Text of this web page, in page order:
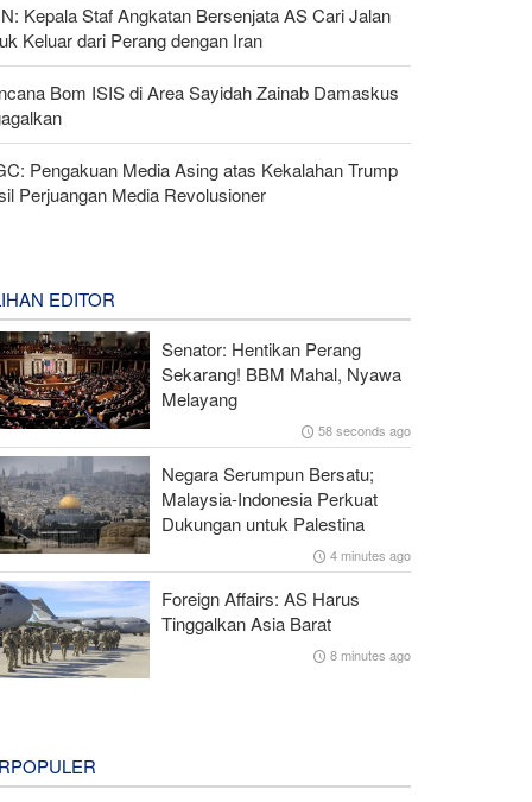
Kepala Staf Angkatan Bersenjata AS Cari Jalan
Keluar dari Perang dengan Iran
Bom ISIS di Area Sayidah Zainab Damaskus
Pengakuan Media Asing atas Kekalahan Trump
Perjuangan Media Revolusioner
EDITOR
Senator: Hentikan Perang
Sekarang! BBM Mahal, Nyawa
Melayang
58 seconds ago
Negara Serumpun Bersatu;
Malaysia-Indonesia Perkuat
Dukungan untuk Palestina
4 minutes ago
Foreign Affairs: AS Harus
Tinggalkan Asia Barat
8 minutes ago